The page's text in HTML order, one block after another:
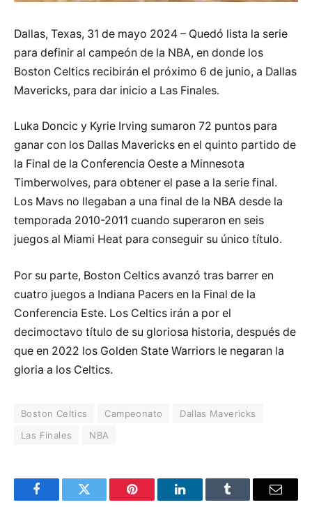
Dallas, Texas, 31 de mayo 2024 – Quedó lista la serie
para definir al campeón de la NBA, en donde los
Boston Celtics recibirán el próximo 6 de junio, a Dallas
Mavericks, para dar inicio a Las Finales.
Luka Doncic y Kyrie Irving sumaron 72 puntos para
ganar con los Dallas Mavericks en el quinto partido de
la Final de la Conferencia Oeste a Minnesota
Timberwolves, para obtener el pase a la serie final.
Los Mavs no llegaban a una final de la NBA desde la
temporada 2010-2011 cuando superaron en seis
juegos al Miami Heat para conseguir su único título.
Por su parte, Boston Celtics avanzó tras barrer en
cuatro juegos a Indiana Pacers en la Final de la
Conferencia Este. Los Celtics irán a por el
decimoctavo título de su gloriosa historia, después de
que en 2022 los Golden State Warriors le negaran la
gloria a los Celtics.
Boston Celtics Campeonato
Dallas Mavericks
Las Finales
NBA
FacebookTwitter Pinterest LinkedInTumblr Email